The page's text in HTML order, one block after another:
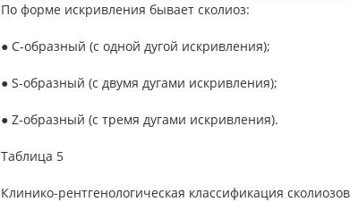
По форме искривления бывает сколиоз:
● С-образный (с одной дугой искривления);
● S-образный (с двумя дугами искривления);
● Z-образный (с тремя дугами искривления).
Таблица 5
Клинико-рентгенологическая классификация сколиозов